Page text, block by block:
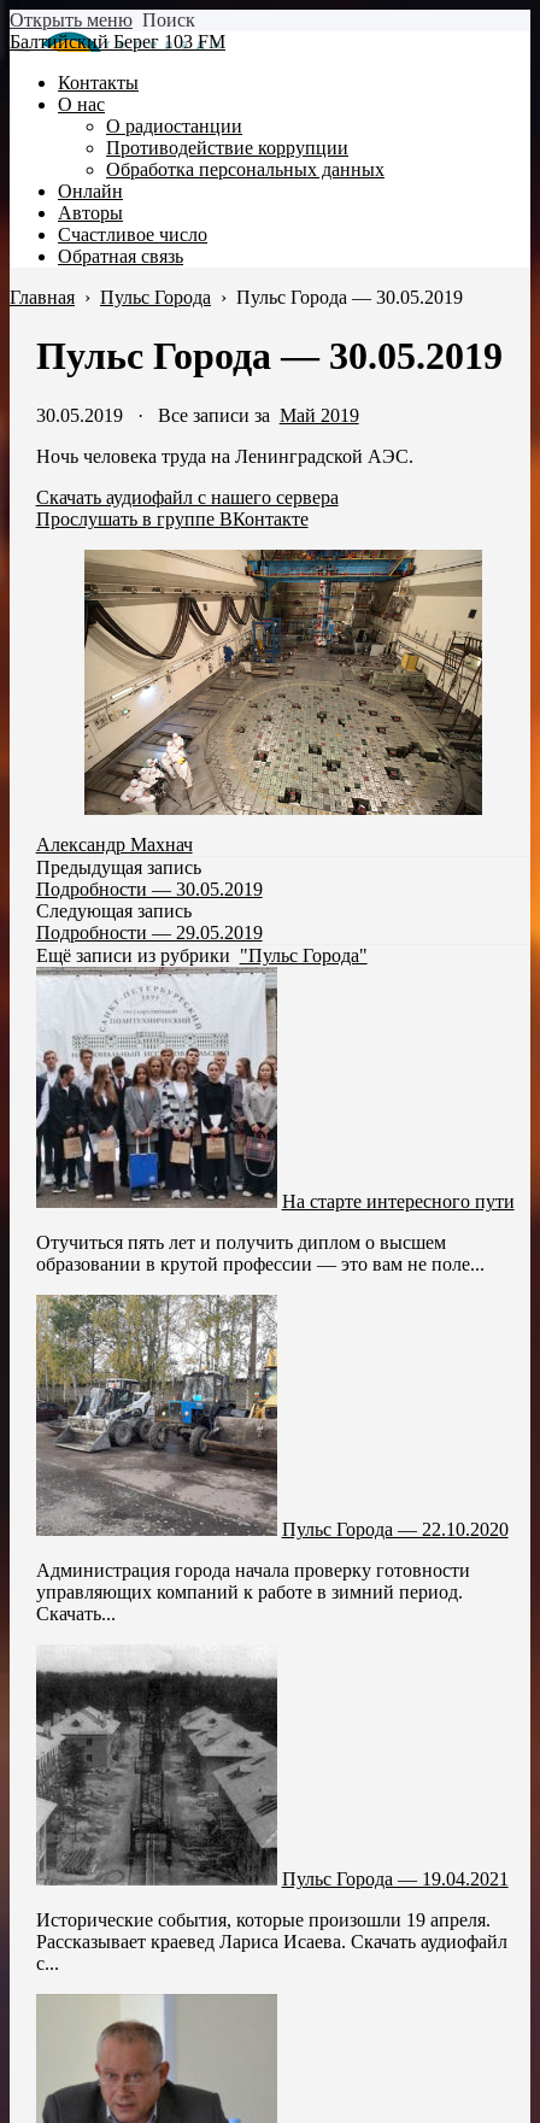
Открыть меню Поиск
Балтийский Берег 103 FM
Контакты
О нас
О радиостанции
Противодействие коррупции
Обработка персональных данных
Онлайн
Авторы
Счастливое число
Обратная связь
Главная › Пульс Города › Пульс Города — 30.05.2019
Пульс Города — 30.05.2019
30.05.2019· Все записи за Май 2019
Ночь человека труда на Ленинградской АЭС.
Скачать аудиофайл с нашего сервера
Прослушать в группе ВКонтакте
Александр Махнач
Предыдущая запись
Подробности — 30.05.2019
Следующая запись
Подробности — 29.05.2019
Ещё записи из рубрики "Пульс Города"
На старте интересного пути
Отучиться пять лет и получить диплом о высшем
образовании в крутой профессии — это вам не поле...
Пульс Города — 22.10.2020
Администрация города начала проверку готовности
управляющих компаний к работе в зимний период.
Скачать...
Пульс Города — 19.04.2021
Исторические события, которые произошли 19 апреля.
Рассказывает краевед Лариса Исаева. Скачать аудиофайл
с...